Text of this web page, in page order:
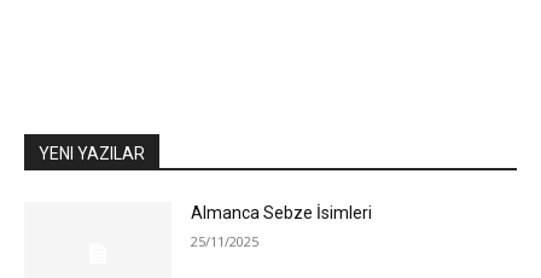
YENI YAZILAR
Almanca Sebze İsimleri
25/11/2025